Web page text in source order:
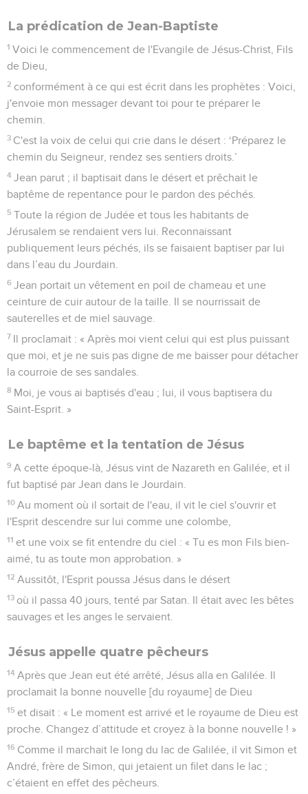
La prédication de Jean-Baptiste
1 Voici le commencement de l'Evangile de Jésus-Christ, Fils
de Dieu,
2 conformément à ce qui est écrit dans les prophètes : Voici,
j'envoie mon messager devant toi pour te préparer le
chemin.
3 C'est la voix de celui qui crie dans le désert : ‘Préparez le
chemin du Seigneur, rendez ses sentiers droits.’
4 Jean parut ; il baptisait dans le désert et prêchait le
baptême de repentance pour le pardon des péchés.
5 Toute la région de Judée et tous les habitants de
Jérusalem se rendaient vers lui. Reconnaissant
publiquement leurs péchés, ils se faisaient baptiser par lui
dans l’eau du Jourdain.
6 Jean portait un vêtement en poil de chameau et une
ceinture de cuir autour de la taille. Il se nourrissait de
sauterelles et de miel sauvage.
7 Il proclamait : « Après moi vient celui qui est plus puissant
que moi, et je ne suis pas digne de me baisser pour détacher
la courroie de ses sandales.
8 Moi, je vous ai baptisés d'eau ; lui, il vous baptisera du
Saint-Esprit. »
Le baptême et la tentation de Jésus
9 A cette époque-là, Jésus vint de Nazareth en Galilée, et il
fut baptisé par Jean dans le Jourdain.
10 Au moment où il sortait de l'eau, il vit le ciel s'ouvrir et
l'Esprit descendre sur lui comme une colombe,
11 et une voix se fit entendre du ciel : « Tu es mon Fils bien-
aimé, tu as toute mon approbation. »
12 Aussitôt, l'Esprit poussa Jésus dans le désert
13 où il passa 40 jours, tenté par Satan. Il était avec les bêtes
sauvages et les anges le servaient.
Jésus appelle quatre pêcheurs
14 Après que Jean eut été arrêté, Jésus alla en Galilée. Il
proclamait la bonne nouvelle [du royaume] de Dieu
15 et disait : « Le moment est arrivé et le royaume de Dieu est
proche. Changez d’attitude et croyez à la bonne nouvelle ! »
16 Comme il marchait le long du lac de Galilée, il vit Simon et
André, frère de Simon, qui jetaient un filet dans le lac ;
c’étaient en effet des pêcheurs.